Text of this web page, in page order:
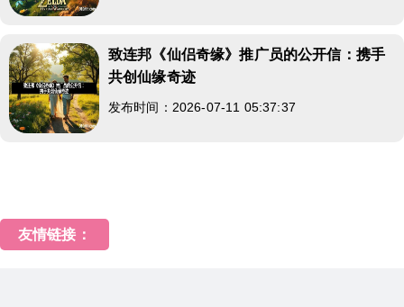
致连邦《仙侣奇缘》推广员的公开信：携手
共创仙缘奇迹
发布时间：2026-07-11 05:37:37
友情链接：